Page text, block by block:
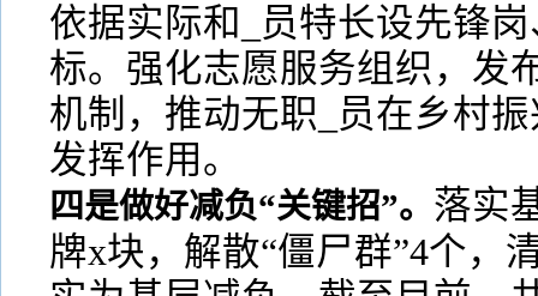
依据实际和_员特长设先锋
标。强化志愿服务组织，发
机制，推动无职_员在乡村
发挥作用。
四是做好减负“关键招”。 落实
牌x块，解散“僵尸群”4个，